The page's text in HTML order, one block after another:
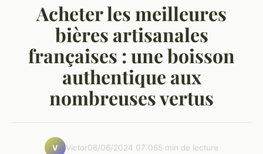
Acheter les meilleures
bières artisanales
françaises : une boisson
authentique aux
nombreuses vertus
V Victor06/06/2024 07:065 min de lecture